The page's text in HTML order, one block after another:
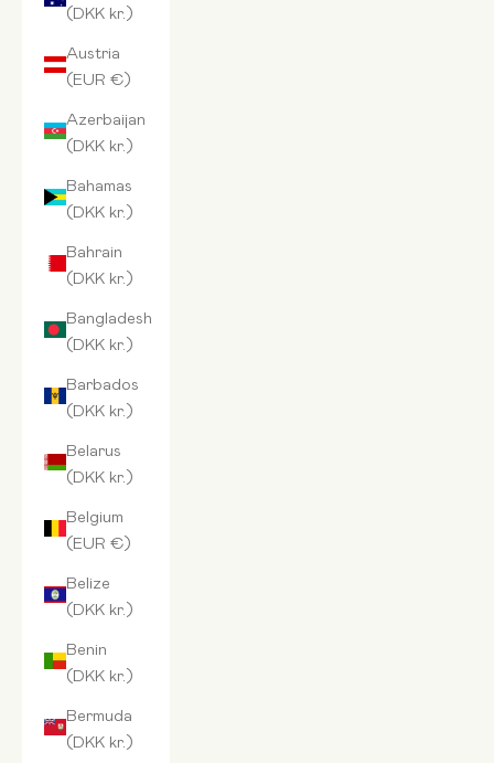
(DKK kr.)
Austria
(EUR €)
Azerbaijan
(DKK kr.)
Bahamas
(DKK kr.)
Bahrain
(DKK kr.)
Bangladesh
(DKK kr.)
Barbados
(DKK kr.)
Belarus
(DKK kr.)
Belgium
(EUR €)
Belize
(DKK kr.)
Benin
(DKK kr.)
Bermuda
(DKK kr.)